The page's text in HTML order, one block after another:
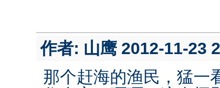
作者: 山鹰2012-11-23
那个赶海的渔民，猛一